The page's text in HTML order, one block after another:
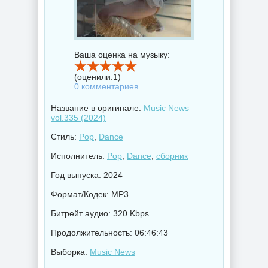
Ваша оценка на музыку:
(оценили:1)
0 комментариев
Название в оригинале: Music News
vol.335 (2024)
Стиль: Pop Dance
Исполнитель: Pop Dance сборник
Год выпуска: 2024
Формат/Кодек: MP3
Битрейт аудио: 320 Kbps
Продолжительность: 06:46:43
Выборка: Music News